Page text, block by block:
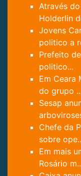
Através
Holderlin
Jovens
politico a
Prefeito
politico...
Em Ceara
do grupo
Sesap
Chefe da
sobre
Em mais
Rosário